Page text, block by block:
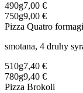
490g7,00 €
750g9,00 €
Pizza Quatro formagi
smotana, 4 druhy
510g7,40 €
780g9,40 €
Pizza Brokoli